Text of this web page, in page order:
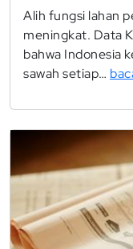
Alih fungsi lahan
meningkat. Data
bahwa Indonesia
sawah setiap…